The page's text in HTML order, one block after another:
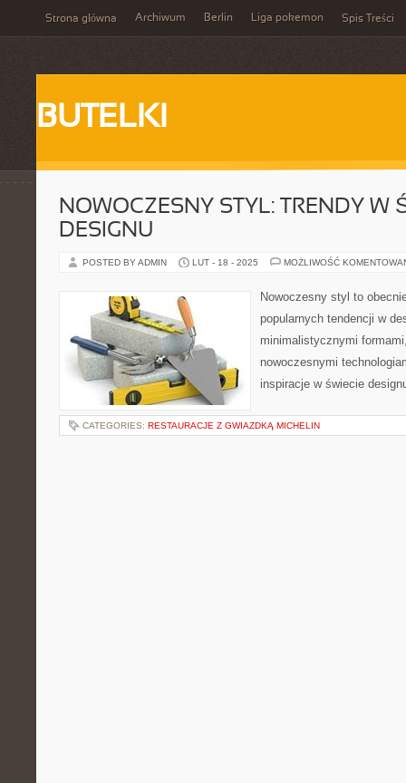
Strona główna Archiwum Berlin Liga pokemon Spis Treści
BUTELKI
NOWOCZESNY STYL: TRENDY W
DESIGNU
POSTED BY ADMIN LUT - 18 - 2025 MOŻLIWOŚĆ
Nowoczesny styl to
popularnych tendencji w
minimalistycznymi
nowoczesnymi
inspiracje w świecie
CATEGORIES: RESTAURACJE Z GWIAZDKĄ MICHELIN